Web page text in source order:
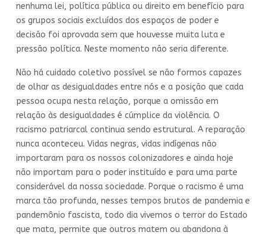
nenhuma lei, política pública ou direito em benefício para
os grupos sociais excluídos dos espaços de poder e
decisão foi aprovada sem que houvesse muita luta e
pressão política. Neste momento não seria diferente.
Não há cuidado coletivo possível se não formos capazes
de olhar as desigualdades entre nós e a posição que cada
pessoa ocupa nesta relação, porque a omissão em
relação às desigualdades é cúmplice da violência. O
racismo patriarcal continua sendo estrutural. A reparação
nunca aconteceu. Vidas negras, vidas indígenas não
importaram para os nossos colonizadores e ainda hoje
não importam para o poder instituído e para uma parte
considerável da nossa sociedade. Porque o racismo é uma
marca tão profunda, nesses tempos brutos de pandemia e
pandemônio fascista, todo dia vivemos o terror do Estado
que mata, permite que outros matem ou abandona à